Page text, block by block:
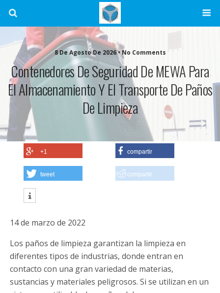
8 De Agosto De 2026 • No Comments
Contenedores De Seguridad De MEWA Para
El Almacenamiento Y El Transporte De Paños
De Limpieza
+1 compartir
tweet compartir
14 de marzo de 2022
Los paños de limpieza garantizan la limpieza en
diferentes tipos de industrias, donde entran en
contacto con una gran variedad de materias,
sustancias y materiales peligrosos. Si se utilizan en un